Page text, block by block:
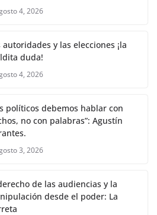
4, 2026
autoridades y las elecciones ¡la
duda!
4, 2026
políticos debemos hablar con
no con palabras”: Agustín
3, 2026
de las audiencias y la
desde el poder: La